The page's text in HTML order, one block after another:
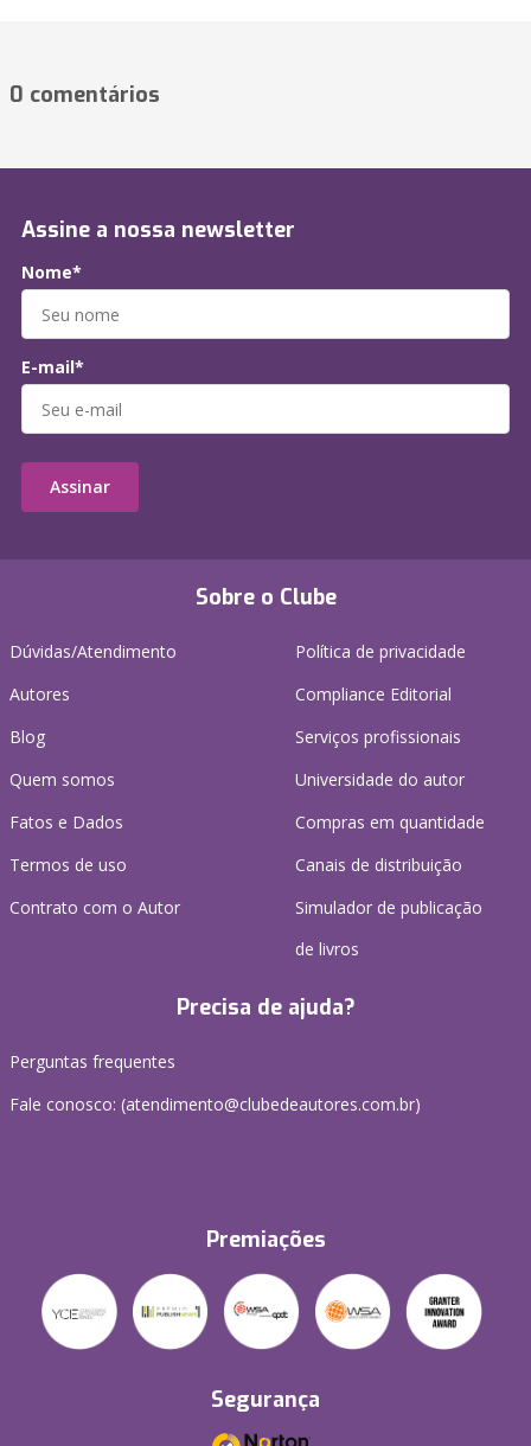
0 comentários
Sobre o Clube
Dúvidas/Atendimento
Autores
Blog
Quem somos
Fatos e Dados
Termos de uso
Contrato com o Autor
Política de privacidade
Compliance Editorial
Serviços profissionais
Universidade do autor
Compras em quantidade
Canais de distribuição
Simulador de publicação
de livros
Precisa de ajuda?
Perguntas frequentes
Fale conosco: (atendimento@clubedeautores.com.br)
Premiações
Segurança
Assine a nossa newsletter
Nome*
E-mail*
Assinar